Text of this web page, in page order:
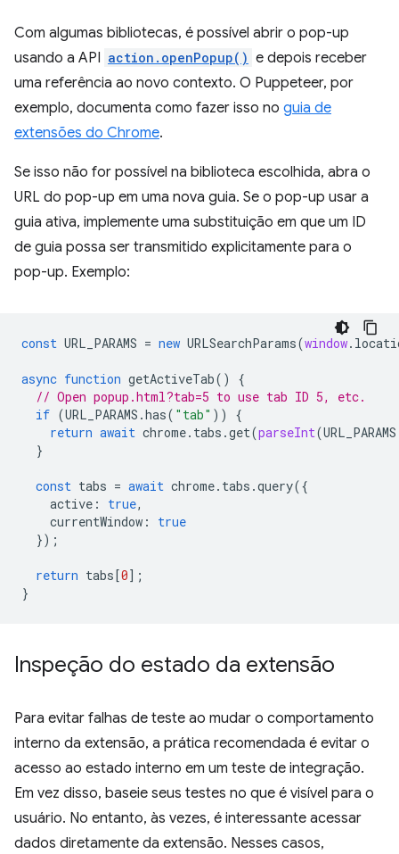
Com algumas bibliotecas, é possível abrir o pop-up
usando a API action.openPopup() e depois receber
uma referência ao novo contexto. O Puppeteer, por
exemplo, documenta como fazer isso no guia de
extensões do Chrome.
Se isso não for possível na biblioteca escolhida, abra o
URL do pop-up em uma nova guia. Se o pop-up usar a
guia ativa, implemente uma substituição em que um ID
de guia possa ser transmitido explicitamente para o
pop-up. Exemplo:
const URL_PARAMS = new URLSearchParams(window.
async function getActiveTab()
{
// Open popup.html?tab=5 to use tab ID 5, etc.
if (URL_PARAMS .has( "tab" ))
{
return await chrome. tabs .get(parseInt(URL_PARAMS
}
const tabs = await chrome. tabs .query({
active : true,
currentWindow :
true
});
return tabs[0];
}
Inspeção do estado da extensão
Para evitar falhas de teste ao mudar o comportamento
interno da extensão, a prática recomendada é evitar o
acesso ao estado interno em um teste de integração.
Em vez disso, baseie seus testes no que é visível para o
usuário. No entanto, às vezes, é interessante acessar
dados diretamente da extensão. Nesses casos,